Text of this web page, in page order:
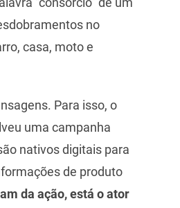
no
casa, moto e
Para isso, o
uma campanha
nativos digitais para
de produto
da ação, está o ator